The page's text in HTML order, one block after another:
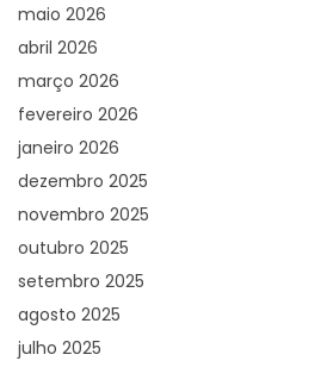
maio 2026
abril 2026
março 2026
fevereiro 2026
janeiro 2026
dezembro 2025
novembro 2025
outubro 2025
setembro 2025
agosto 2025
julho 2025